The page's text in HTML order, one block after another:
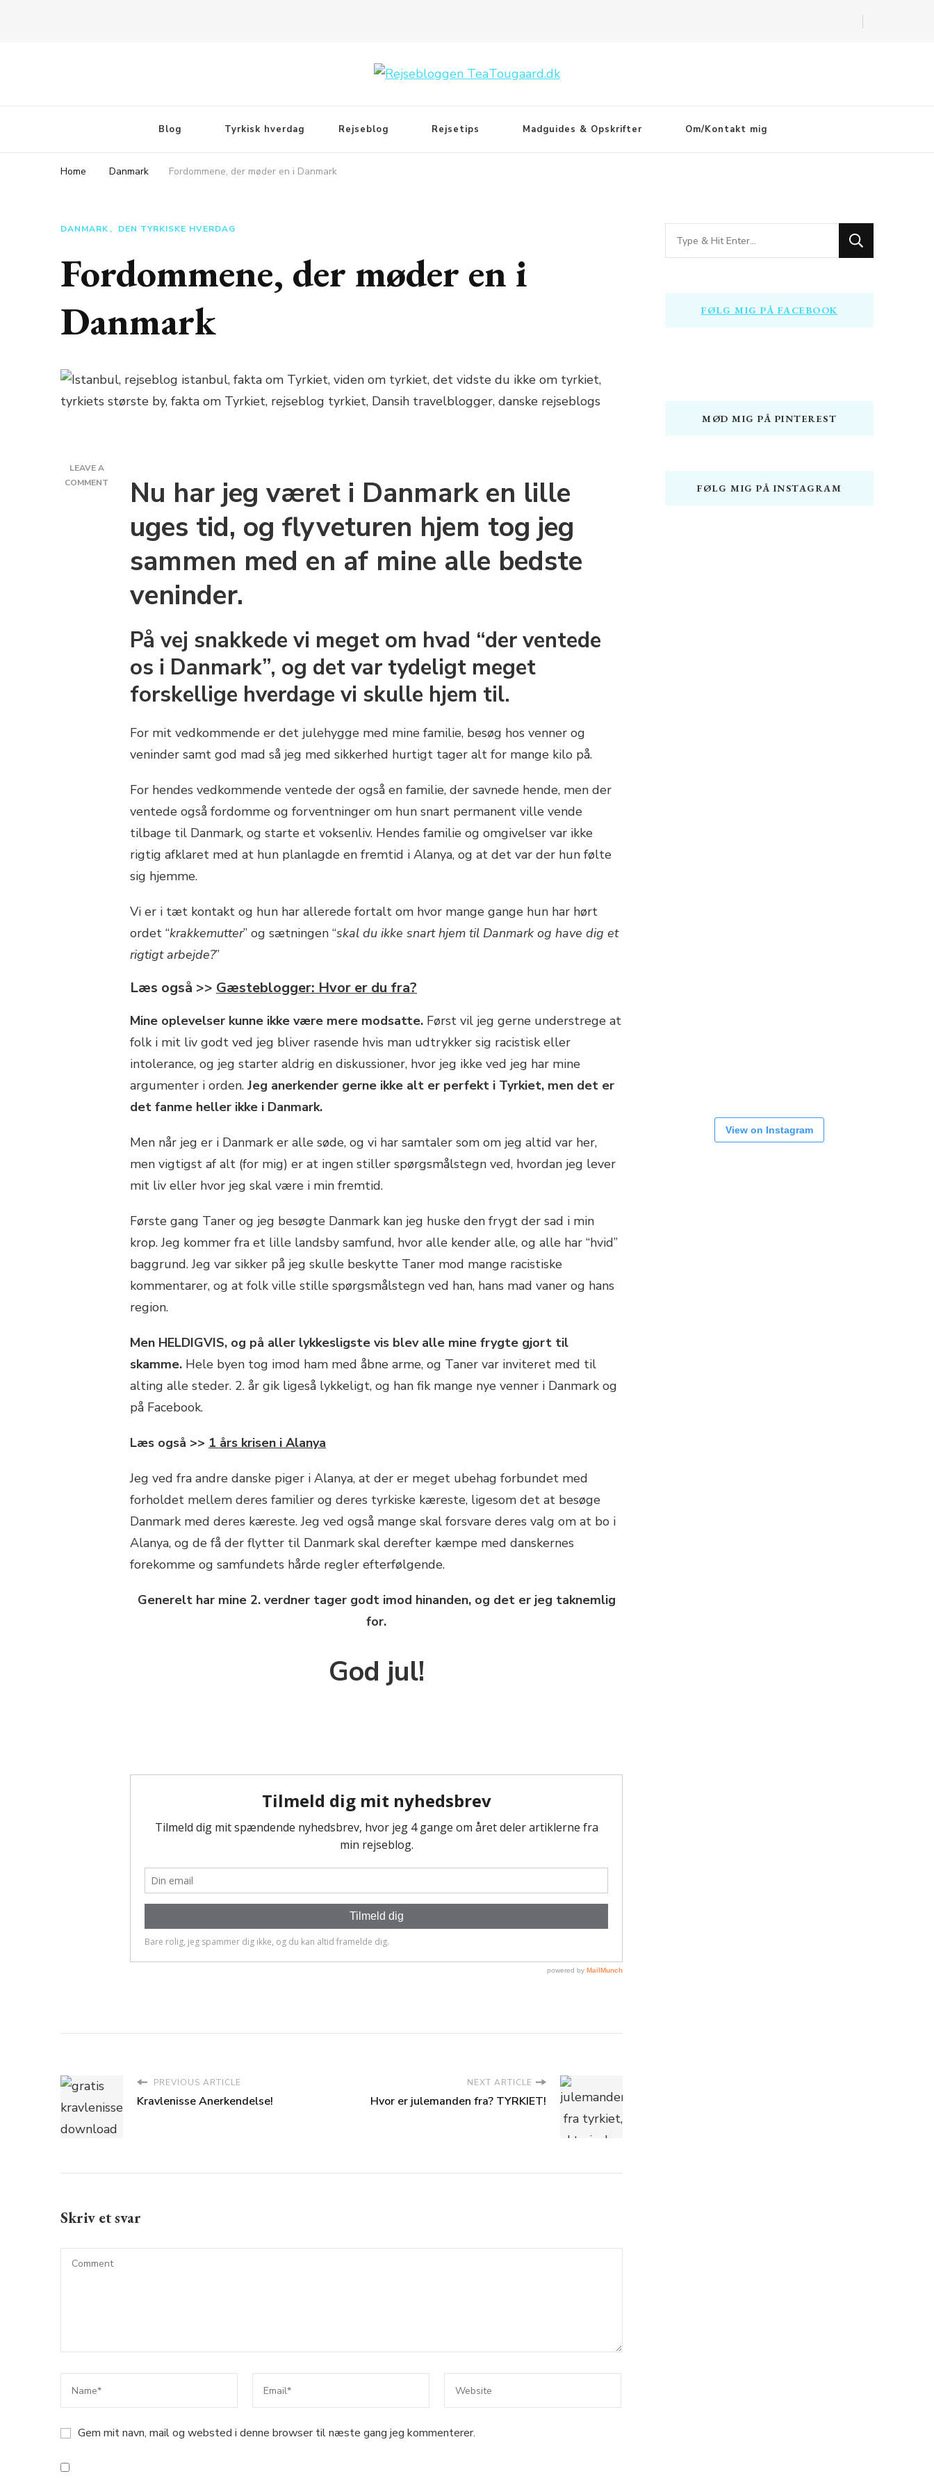
Blog Tyrkisk hverdag Rejseblog Rejsetips Madguides & Opskrifter Om/Kontakt mig
Home Danmark Fordommene, der møder en i Danmark
DANMARK DEN TYRKISKE HVERDAG
Fordommene, der møder en i
Danmark
LEAVE A
COMMENT
FORDOMMENE,
MØDER
DANMARK
Nu har jeg været i Danmark en lille
uges tid, og flyveturen hjem tog jeg
sammen med en af mine alle bedste
veninder.
På vej snakkede vi meget om hvad “der ventede
os i Danmark”, og det var tydeligt meget
forskellige hverdage vi skulle hjem til.
For mit vedkommende er det julehygge med mine familie, besøg hos venner og
veninder samt god mad så jeg med sikkerhed hurtigt tager alt for mange kilo på.
For hendes vedkommende ventede der også en familie, der savnede hende, men der
ventede også fordomme og forventninger om hun snart permanent ville vende
tilbage til Danmark, og starte et voksenliv. Hendes familie og omgivelser var ikke
rigtig afklaret med at hun planlagde en fremtid i Alanya, og at det var der hun følte
sig hjemme.
Vi er i tæt kontakt og hun har allerede fortalt om hvor mange gange hun har hørt
ordet “krakkemutter” og sætningen “skal du ikke snart hjem til Danmark og have dig et
rigtigt arbejde?”
Læs også >> Gæsteblogger: Hvor er du fra?
Mine oplevelser kunne ikke være mere modsatte. Først vil jeg gerne understrege at
folk i mit liv godt ved jeg bliver rasende hvis man udtrykker sig racistisk eller
intolerance, og jeg starter aldrig en diskussioner, hvor jeg ikke ved jeg har mine
argumenter i orden. Jeg anerkender gerne ikke alt er perfekt i Tyrkiet, men det er
det fanme heller ikke i Danmark.
Men når jeg er i Danmark er alle søde, og vi har samtaler som om jeg altid var her,
men vigtigst af alt (for mig) er at ingen stiller spørgsmålstegn ved, hvordan jeg lever
mit liv eller hvor jeg skal være i min fremtid.
Første gang Taner og jeg besøgte Danmark kan jeg huske den frygt der sad i min
krop. Jeg kommer fra et lille landsby samfund, hvor alle kender alle, og alle har “hvid”
baggrund. Jeg var sikker på jeg skulle beskytte Taner mod mange racistiske
kommentarer, og at folk ville stille spørgsmålstegn ved han, hans mad vaner og hans
region.
Men HELDIGVIS, og på aller lykkesligste vis blev alle mine frygte gjort til
skamme. Hele byen tog imod ham med åbne arme, og Taner var inviteret med til
alting alle steder. 2. år gik ligeså lykkeligt, og han fik mange nye venner i Danmark og
på Facebook.
Læs også >> 1 års krisen i Alanya
Jeg ved fra andre danske piger i Alanya, at der er meget ubehag forbundet med
forholdet mellem deres familier og deres tyrkiske kæreste, ligesom det at besøge
Danmark med deres kæreste. Jeg ved også mange skal forsvare deres valg om at bo i
Alanya, og de få der flytter til Danmark skal derefter kæmpe med danskernes
forekomme og samfundets hårde regler efterfølgende.
Generelt har mine 2. verdner tager godt imod hinanden, og det er jeg taknemlig
for.
God jul!
PREVIOUS ARTICLE
Kravlenisse Anerkendelse!
NEXT ARTICLE
Hvor er julemanden fra? TYRKIET!
Skriv et svar
Gem mit navn, mail og websted i denne browser til næste gang jeg kommenterer.
Looking
for
FØLG MIG PÅ FACEBOOK
MØD MIG PÅ PINTEREST
FØLG MIG PÅ INSTAGRAM
View on Instagram